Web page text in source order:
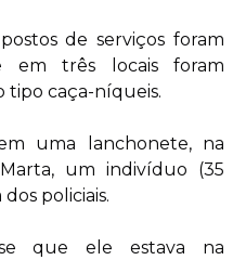
de serviços foram
em três locais foram
tipo caça-níqueis.
uma lanchonete, na
um indivíduo (35
policiais.
se que ele estava na